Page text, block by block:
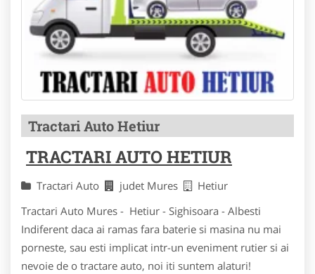
Tractari Auto Hetiur
TRACTARI AUTO HETIUR
Tractari Auto judet Mures
Hetiur
Tractari Auto Mures - Hetiur - Sighisoara - Albesti
Indiferent daca ai ramas fara baterie si masina nu mai
porneste, sau esti implicat intr-un eveniment rutier si ai
nevoie de o tractare auto, noi iti suntem alaturi!